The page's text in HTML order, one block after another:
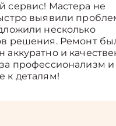
сервис! Мастера не
выявили
несколько
решения. Ремонт
аккуратно и
профессионализм и
к деталям!